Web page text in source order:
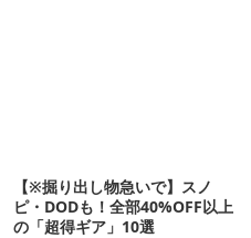
【※掘り出し物急いで】スノ
ピ・DODも！全部40%OFF以上
の「超得ギア」10選